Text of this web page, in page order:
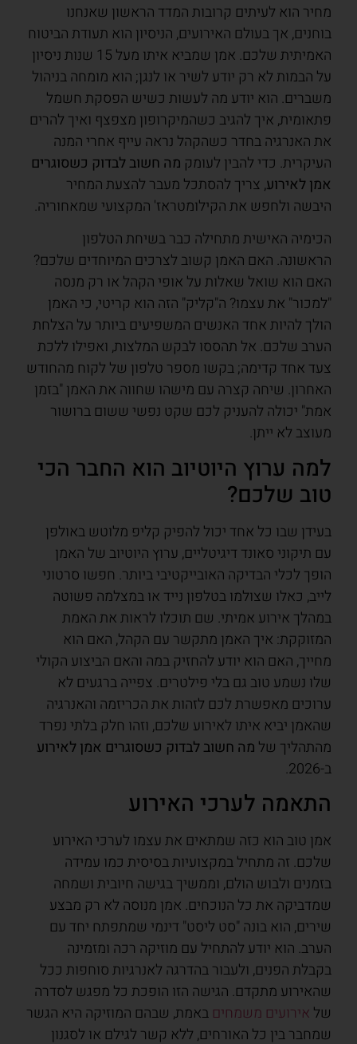
מחיר הוא לעיתים קרובות המדד הראשון שאנחנו
בוחנים, אך בעולם האירועים, הניסיון הוא תעודת הביטוח
האמיתית שלכם. אמן שמביא איתו מעל 15 שנות ניסיון
על הבמות לא רק יודע לשיר או לנגן; הוא מומחה בניהול
משברים. הוא יודע מה לעשות כשיש הפסקת חשמל
פתאומית, איך להגיב כשהמיקרופון מצפצף ואיך להרים
את האנרגיה בחדר כשהקהל נראה עייף אחרי המנה
העיקרית. כדי להבין לעומק מה חשוב לבדוק כשסוגרים
אמן לאירוע, צריך להסתכל מעבר להצעת המחיר
היבשה ולחפש את הקילומטראז' המקצועי שמאחוריה.
הכימיה האישית מתחילה כבר בשיחת הטלפון
הראשונה. האם האמן קשוב לצרכים המיוחדים שלכם?
האם הוא שואל שאלות על אופי הקהל או רק מנסה
"למכור" את עצמו? ה"קליק" הזה הוא קריטי, כי האמן
הולך להיות אחד האנשים המשפיעים ביותר על הצלחת
הערב שלכם. אל תהססו לבקש המלצות, ואפילו ללכת
צעד אחד קדימה; בקשו מספר טלפון של לקוח מהחודש
האחרון. שיחה קצרה עם מישהו שחווה את האמן "בזמן
אמת" יכולה להעניק לכם שקט נפשי ששום ברושור
מעוצב לא ייתן.
למה ערוץ היוטיוב הוא החבר הכי
טוב שלכם?
בעידן שבו כל אחד יכול להפיק קליפ מלוטש באולפן
עם תיקוני סאונד דיגיטליים, ערוץ היוטיוב של האמן
הופך לכלי הבדיקה האובייקטיבי ביותר. חפשו סרטוני
לייב, כאלו שצולמו בטלפון נייד או במצלמה פשוטה
במהלך אירוע אמיתי. שם תוכלו לראות את האמת
המזוקקת: איך האמן מתקשר עם הקהל, האם הוא
מחייך, האם הוא יודע להחזיק במה והאם הביצוע הקולי
שלו נשמע טוב גם בלי פילטרים. צפייה ברגעים לא
ערוכים מאפשרת לכם לזהות את הכריזמה והאנרגיה
שהאמן יביא איתו לאירוע שלכם, וזהו חלק בלתי נפרד
מהתהליך של מה חשוב לבדוק כשסוגרים אמן לאירוע
ב-2026.
התאמה לערכי האירוע
אמן טוב הוא כזה שמתאים את עצמו לערכי האירוע
שלכם. זה מתחיל במקצועיות בסיסית כמו עמידה
בזמנים ולבוש הולם, וממשיך בגישה חיובית ושמחה
שמדביקה את כל הנוכחים. אמן מנוסה לא רק מבצע
שירים, הוא בונה "סט ליסט" דינמי שמתפתח יחד עם
הערב. הוא יודע להתחיל עם מוזיקה רכה ומזמינה
בקבלת הפנים, ולעבור בהדרגה לאנרגיות סוחפות ככל
שהאירוע מתקדם. הגישה הזו הופכת כל מפגש לסדרה
של אירועים משמחים באמת, שבהם המוזיקה היא הגשר
שמחבר בין כל האורחים, ללא קשר לגילם או לסגנון